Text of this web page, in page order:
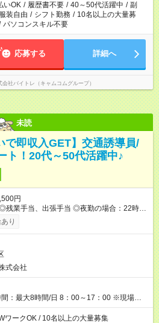
いOK / 履歴書不要 / 40～50代活躍中 / 副
服装自由 / シフト勤務 / 10名以上の大量募
パソコンスキル不要
応募する 詳細へ
会社バイトレ（キャムコムグループ）
未読
で即収入GET】交通誘導員/
ト！20代～50代活躍中♪
円
業手当、出張手当 ◎夜勤の場合：22時～
払い・週払い可(希望者／条件有) ＜月収例
社1年：月収39万 ◎自分のぺースで
本採用時と同じです。
り
式会社
：最大8時間/日 8：00～17：00 ※現場によ
どなし！ ▶時間より
が多いと思います。現場によっては午前中
ワークOK / 10名以上の大量募集